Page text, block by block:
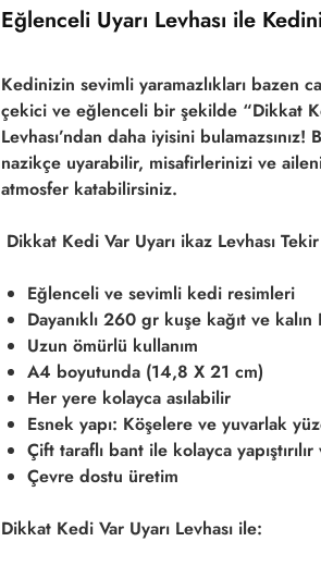
Eğlenceli Uyarı Levhası ile
Kedinizin sevimli yaramazlıkları bazen
çekici ve eğlenceli bir şekilde “Dikkat
Levhası’ndan daha iyisini
nazikçe uyarabilir, misafirlerinizi ve
atmosfer katabilirsiniz.
Dikkat Kedi Var Uyarı ikaz Levhası
Eğlenceli ve sevimli kedi resimleri
Dayanıklı 260 gr kuşe kağıt ve
Uzun ömürlü kullanım
A4 boyutunda (14,8 X 21 cm)
Her yere kolayca asılabilir
Esnek yapı: Köşelere ve yuvarlak
Çift taraflı bant ile kolayca
Çevre dostu üretim
Dikkat Kedi Var Uyarı Levhası ile: